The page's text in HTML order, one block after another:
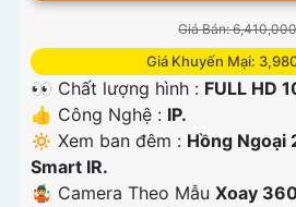
Giá Bán:
Giá Khuyến Mại:
👀 Chất lượng hình : FULL HD
👍 Công Nghệ : IP.
🔅 Xem ban đêm : Hồng Ngoại
Smart IR.
🤹 Camera Theo Mẫu Xoay